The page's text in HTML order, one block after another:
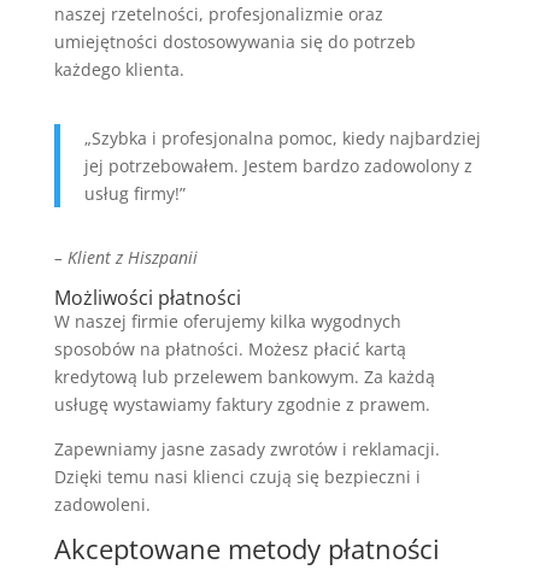
naszej rzetelności, profesjonalizmie oraz
umiejętności dostosowywania się do potrzeb
każdego klienta.
„Szybka i profesjonalna pomoc, kiedy najbardziej
jej potrzebowałem. Jestem bardzo zadowolony z
usług firmy!”
– Klient z Hiszpanii
Możliwości płatności
W naszej firmie oferujemy kilka wygodnych
sposobów na płatności. Możesz płacić kartą
kredytową lub przelewem bankowym. Za każdą
usługę wystawiamy faktury zgodnie z prawem.
Zapewniamy jasne zasady zwrotów i reklamacji.
Dzięki temu nasi klienci czują się bezpieczni i
zadowoleni.
Akceptowane metody płatności